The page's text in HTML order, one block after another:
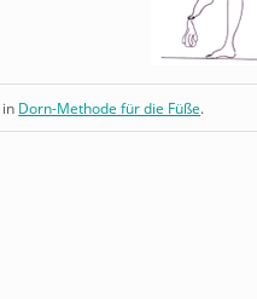
in Dorn-Methode für die Füße.